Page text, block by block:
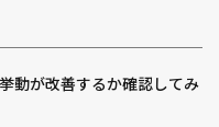
動が改善するか確認してみ